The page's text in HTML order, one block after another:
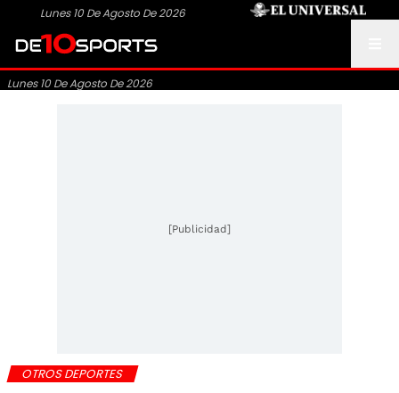
Lunes 10 De Agosto De 2026
Lunes 10 De Agosto De 2026
[Publicidad]
OTROS DEPORTES